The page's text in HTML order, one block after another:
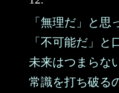
「無理だ」と思
「不可能だ」と
未来はつまらな
常識を打ち破る